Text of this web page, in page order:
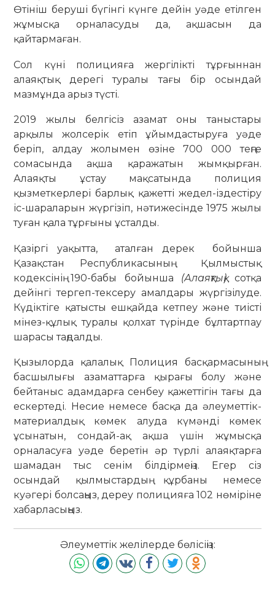
Өтініш беруші бүгінгі күнге дейін уәде етілген
жұмысқа орналасуды да, ақшасын да
қайтармаған.
Сол күні полицияға жергілікті тұрғыннан
алаяқтық дерегі туралы тағы бір осындай
мазмұнда арыз түсті.
2019 жылы белгісіз азамат оны таныстары
арқылы жолсерік етіп ұйымдастыруға уәде
беріп, алдау жолымен өзіне 700 000 теңге
сомасында ақша қаражатын жымқырған.
Алаяқты ұстау мақсатында полиция
қызметкерлері барлық қажетті жедел-іздестіру
іс-шараларын жүргізіп, нәтижесінде 1975 жылы
туған қала тұрғыны ұсталды.
Қазіргі уақытта, аталған дерек бойынша
Қазақстан Республикасының Қылмыстық
кодексінің 190-бабы бойынша (Алаяқтық)сотқа
дейінгі тергеп-тексеру амалдары жүргізілуде.
Күдіктіге қатысты ешқайда кетпеу және тиісті
мінез-құлық туралы қолхат түрінде бұлтартпау
шарасы таңдалды.
Қызылорда қалалық Полиция басқармасының
басшылығы азаматтарға қырағы болу және
бейтаныс адамдарға сенбеу қажеттігін тағы да
ескертеді. Несие немесе басқа да әлеуметтік-
материалдық көмек алуда күмәнді көмек
ұсынатын, сондай-ақ ақша үшін жұмысқа
орналасуға уәде беретін әр түрлі алаяқтарға
шамадан тыс сенім білдірмеңіз. Егер сіз
осындай қылмыстардың құрбаны немесе
куәгері болсаңыз, дереу полицияға 102 нөміріне
хабарласыңыз.
Әлеуметтік желілерде бөлісіңіз: